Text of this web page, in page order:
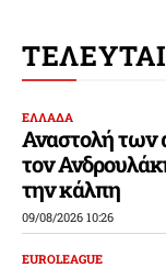
ΕΛΛΑΔΑ
Αναστολή των
τον
την κάλπη
09/08/2026 10:26
EUROLEAGUE